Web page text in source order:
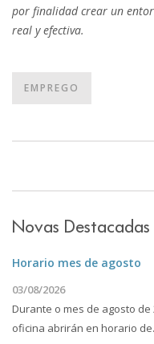
por finalidad crear un
real y efectiva.
EMPREGO
Novas Destacadas
Horario mes de agosto
03/08/2026
Durante o mes de agosto de
oficina abrirán en horario